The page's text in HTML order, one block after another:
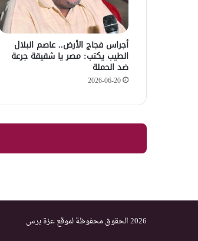
أجراس فجاج الأرض.. عاصم البلال
الطيب يكتب: مصر يا شقيقة جرعة
ضد الحملة
2026-06-20
2026 الحقوق محفوظة لموقع عزة برس